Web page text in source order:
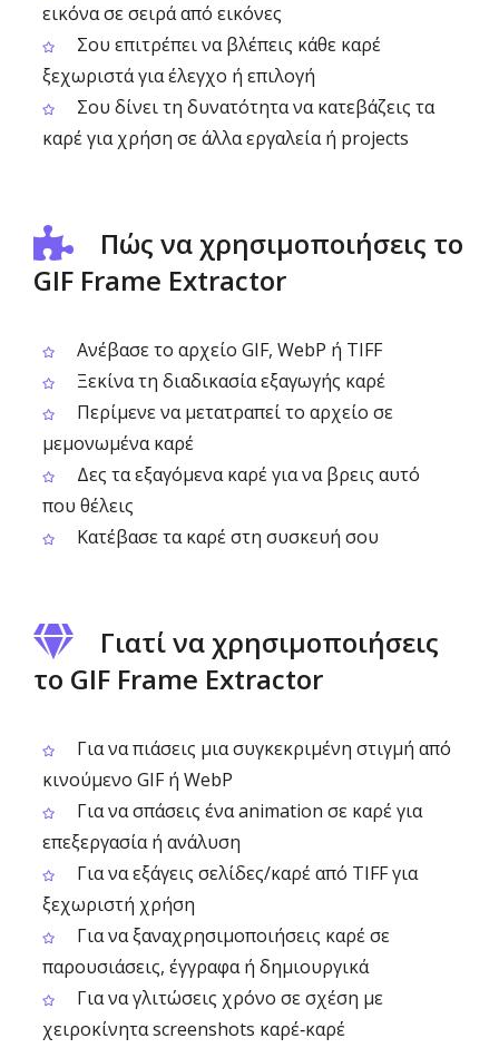
εικόνα σε σειρά από εικόνες
Σου επιτρέπει να βλέπεις κάθε καρέ
ξεχωριστά για έλεγχο ή επιλογή
Σου δίνει τη δυνατότητα να κατεβάζεις τα
καρέ για χρήση σε άλλα εργαλεία ή projects
Πώς να χρησιμοποιήσεις το
GIF Frame Extractor
Ανέβασε το αρχείο GIF, WebP ή TIFF
Ξεκίνα τη διαδικασία εξαγωγής καρέ
Περίμενε να μετατραπεί το αρχείο σε
μεμονωμένα καρέ
Δες τα εξαγόμενα καρέ για να βρεις αυτό
που θέλεις
Κατέβασε τα καρέ στη συσκευή σου
Γιατί να χρησιμοποιήσεις
το GIF Frame Extractor
Για να πιάσεις μια συγκεκριμένη στιγμή από
κινούμενο GIF ή WebP
Για να σπάσεις ένα animation σε καρέ για
επεξεργασία ή ανάλυση
Για να εξάγεις σελίδες/καρέ από TIFF για
ξεχωριστή χρήση
Για να ξαναχρησιμοποιήσεις καρέ σε
παρουσιάσεις, έγγραφα ή δημιουργικά
Για να γλιτώσεις χρόνο σε σχέση με
χειροκίνητα screenshots καρέ‑καρέ